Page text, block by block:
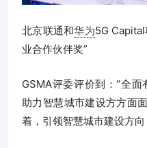
北京联通和华为5G Capital
业合作伙伴奖”
GSMA评委评价到：“全
助力智慧城市建设方方面
着，引领智慧城市建设方